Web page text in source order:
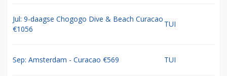
Jul: 9-daagse Chogogo Dive & Beach Curacao
€1056
TUI
Sep: Amsterdam - Curacao €569 TUI